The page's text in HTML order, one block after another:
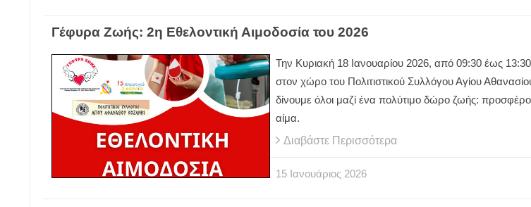
Γέφυρα Ζωής: 2η Εθελοντική Αιμοδοσία του 2026
Την Κυριακή 18 Ιανουαρίου 2026, από 09:30 έως
στον χώρο του Πολιτιστικού Συλλόγου Αγίου
δίνουμε όλοι μαζί ένα πολύτιμο δώρο ζωής:
αίμα.
Διαβάστε Περισσότερα
15 Ιανουάριος 2026